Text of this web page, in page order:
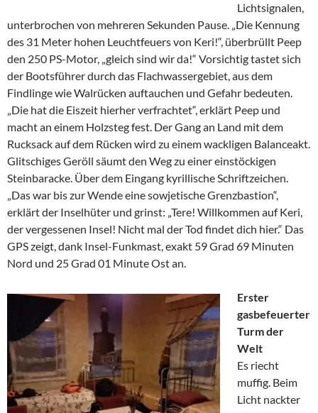
Lichtsignalen,
unterbrochen von mehreren Sekunden Pause. „Die Kennung
des 31 Meter hohen Leuchtfeuers von Keri!“, überbrüllt Peep
den 250 PS-Motor, „gleich sind wir da!“ Vorsichtig tastet sich
der Bootsführer durch das Flachwassergebiet, aus dem
Findlinge wie Walrücken auftauchen und Gefahr bedeuten.
„Die hat die Eiszeit hierher verfrachtet“, erklärt Peep und
macht an einem Holzsteg fest. Der Gang an Land mit dem
Rucksack auf dem Rücken wird zu einem wackligen Balanceakt.
Glitschiges Geröll säumt den Weg zu einer einstöckigen
Steinbaracke. Über dem Eingang kyrillische Schriftzeichen.
„Das war bis zur Wende eine sowjetische Grenzbastion“,
erklärt der Inselhüter und grinst: „Tere! Willkommen auf Keri,
der vergessenen Insel! Nicht mal der Tod findet dich hier.“ Das
GPS zeigt, dank Insel-Funkmast, exakt 59 Grad 69 Minuten
Nord und 25 Grad 01 Minute Ost an.
Erster
gasbefeuerter
Turm der
Welt
Es riecht
muffig. Beim
Licht nackter